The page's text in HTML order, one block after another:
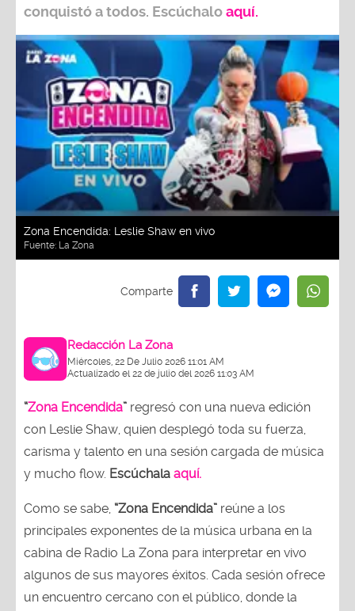
conquistó a todos. Escúchaloaquí.
Zona Encendida: Leslie Shaw en vivo
Fuente: La Zona
Redacción La Zona
Miércoles, 22 De Julio 2026 11:01 AM
Actualizado el 22 de julio del 2026 11:03 AM
“Zona Encendida” regresó con una nueva edición
con Leslie Shaw, quien desplegó toda su fuerza,
carisma y talento en una sesión cargada de música
y mucho flow. Escúchala aquí.
Como se sabe, “Zona Encendida” reúne a los
principales exponentes de la música urbana en la
cabina de Radio La Zona para interpretar en vivo
algunos de sus mayores éxitos. Cada sesión ofrece
un encuentro cercano con el público, donde la